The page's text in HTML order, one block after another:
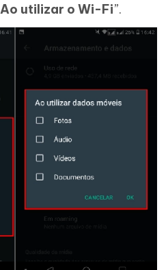
Ao utilizar o Wi-Fi”.